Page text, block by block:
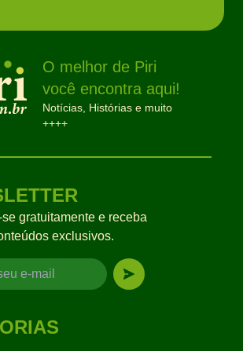
O melhor de Piri
você encontra aqui!
Notícias, Histórias e muito
++++
gratuitamente e receba
exclusivos.